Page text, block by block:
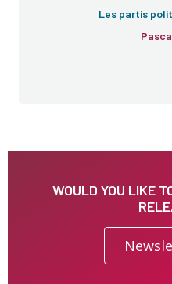
Les partis
WOULD YOU LIKE